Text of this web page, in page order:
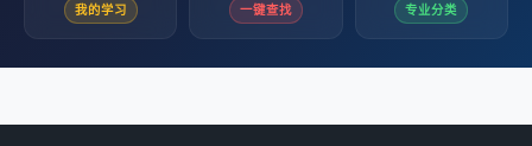
我的学习 一键查找 专业分类